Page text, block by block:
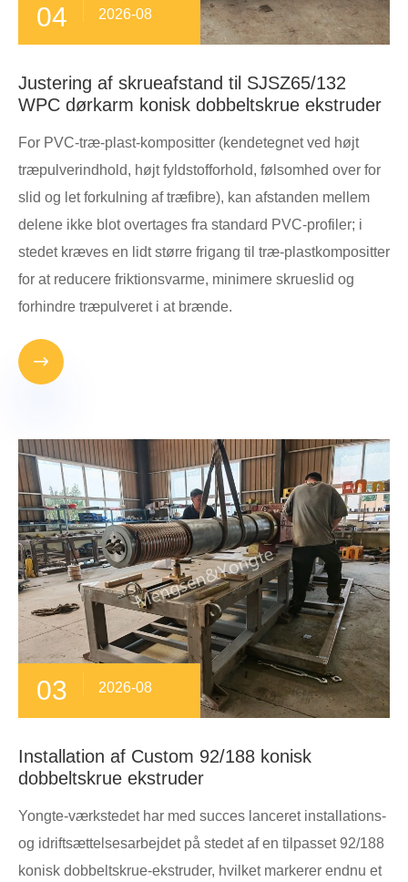
04 2026-08
Justering af skrueafstand til SJSZ65/132
WPC dørkarm konisk dobbeltskrue ekstruder
For PVC-træ-plast-kompositter (kendetegnet ved højt
træpulverindhold, højt fyldstofforhold, følsomhed over for
slid og let forkulning af træfibre), kan afstanden mellem
delene ikke blot overtages fra standard PVC-profiler; i
stedet kræves en lidt større frigang til træ-plastkompositter
for at reducere friktionsvarme, minimere skrueslid og
forhindre træpulveret i at brænde.

03 2026-08
Installation af Custom 92/188 konisk
dobbeltskrue ekstruder
Yongte-værkstedet har med succes lanceret installations-
og idriftsættelsesarbejdet på stedet af en tilpasset 92/188
konisk dobbeltskrue-ekstruder, hvilket markerer endnu et